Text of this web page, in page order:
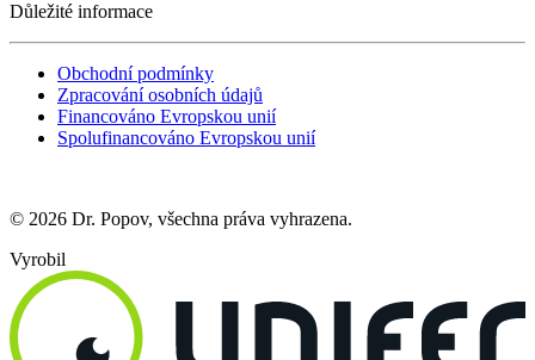
Důležité informace
Obchodní podmínky
Zpracování osobních údajů
Financováno Evropskou unií
Spolufinancováno Evropskou unií
© 2026 Dr. Popov, všechna práva vyhrazena.
Vyrobil